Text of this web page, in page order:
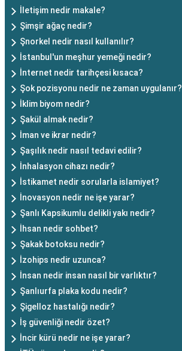
İletişim nedir makale?
Şimşir ağaç nedir?
Şnorkel nedir nasıl kullanılır?
İstanbul'un meşhur yemeği nedir?
İnternet nedir tarihçesi kısaca?
Şok pozisyonu nedir ne zaman uygulanır?
İklim biyom nedir?
Şakül almak nedir?
İman ve ikrar nedir?
Şaşılık nedir nasıl tedavi edilir?
İnhalasyon cihazı nedir?
İstikamet nedir sorularla islamiyet?
İnovasyon nedir ne işe yarar?
Şanlı Kapsikumlu delikli yakı nedir?
İhsan nedir sohbet?
Şakak botoksu nedir?
İzohips nedir uzunca?
İnsan nedir insan nasıl bir varlıktır?
Şanlıurfa plaka kodu nedir?
Şigelloz hastalığı nedir?
İş güvenliği nedir özet?
İncir kürü nedir ne işe yarar?